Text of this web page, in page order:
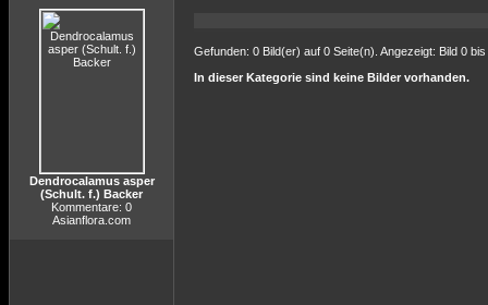
Dendrocalamus asper
(Schult. f.) Backer
Kommentare: 0
Asianflora.com
Gefunden: 0 Bild(er) auf 0 Seite(n). Angezeigt: Bild 0 bis
In dieser Kategorie sind keine Bilder vorhanden.